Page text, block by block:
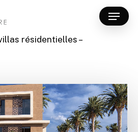
Menu
résidentielles –